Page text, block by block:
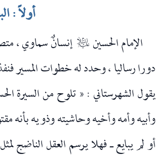
أولاً :
الإمام الحسين عليه‌السلام إنسانٌ سماوي ،
دورا رساليا ، وحدد له خطوات المسير
يقول الشهرستاني : « تلوح من السيرة
وأبيه وأمه وأخيه وحاشيته وذويه
أو لم يبايع ـ فهلا يرسم العقل الناضج